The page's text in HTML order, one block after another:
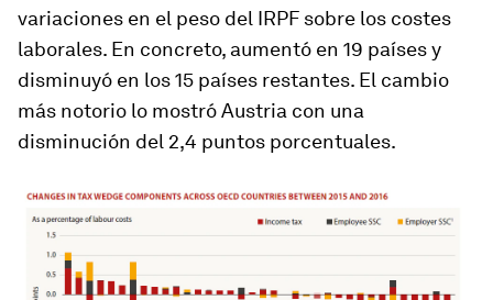
variaciones en el peso del IRPF sobre los costes
laborales. En concreto, aumentó en 19 países y
disminuyó en los 15 países restantes. El cambio
más notorio lo mostró Austria con una
disminución del 2,4 puntos porcentuales.